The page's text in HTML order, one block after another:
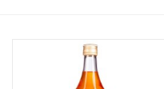
Gedistilleerd &
likeuren&Overig